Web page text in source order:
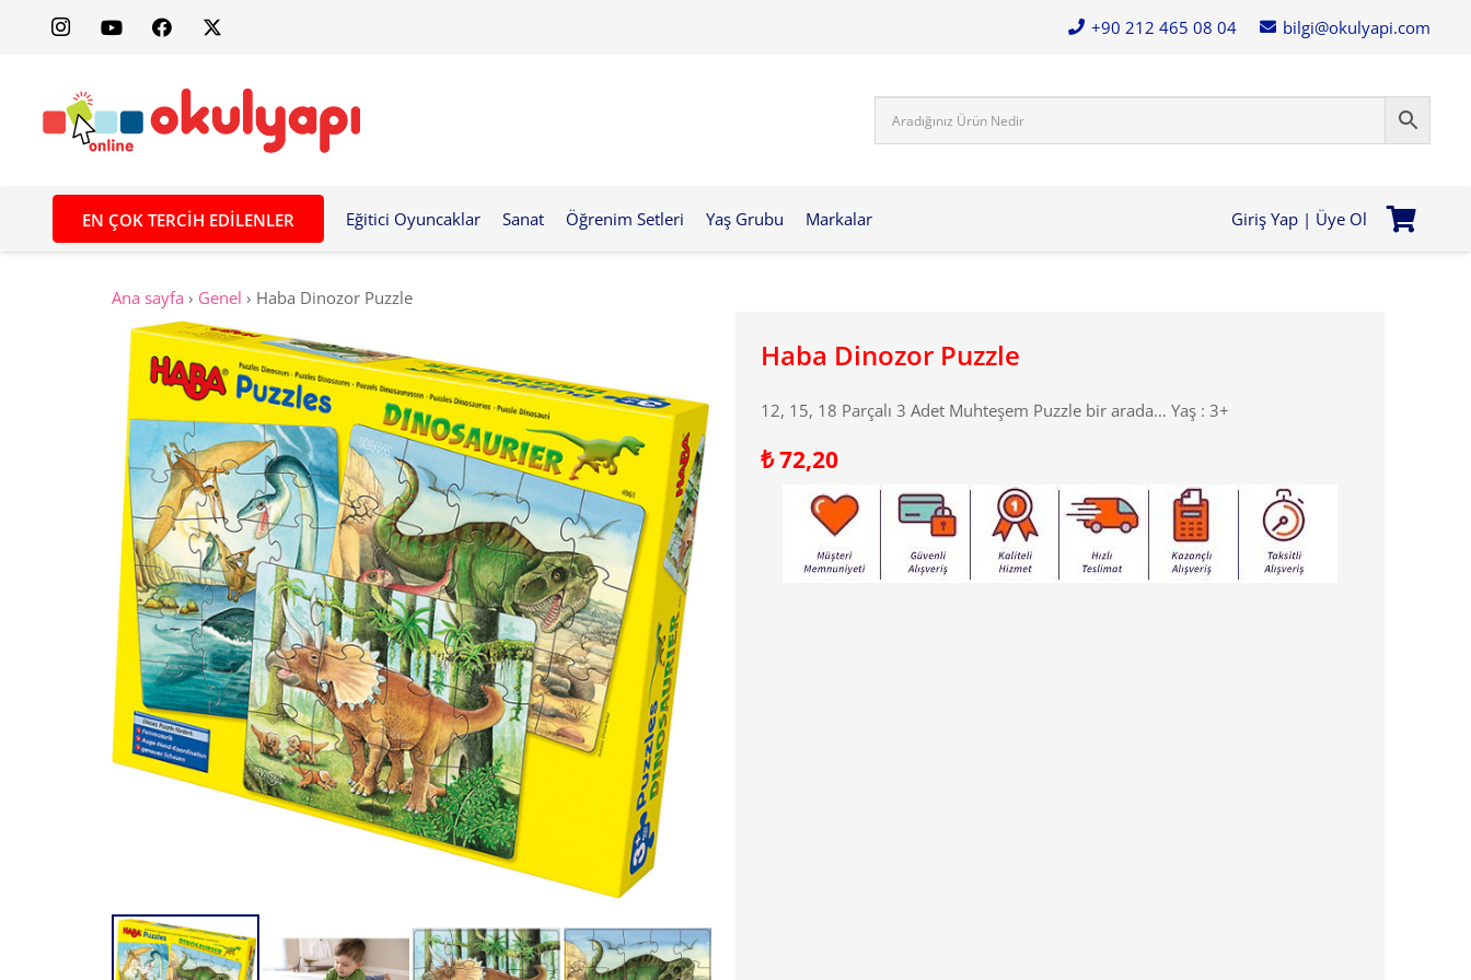
+90 212 465 08 04 bilgi@okulyapi.com
EN ÇOK TERCIH EDILENLER Eğitici Oyuncaklar Sanat Öğrenim Setleri Yaş Grubu Markalar Giriş Yap | Üye Ol
Ana sayfa › Genel › Haba Dinozor Puzzle
Haba Dinozor Puzzle
12, 15, 18 Parçalı 3 Adet Muhteşem Puzzle bir arada… Yaş : 3+
₺72,20